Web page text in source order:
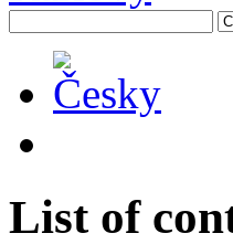
List of